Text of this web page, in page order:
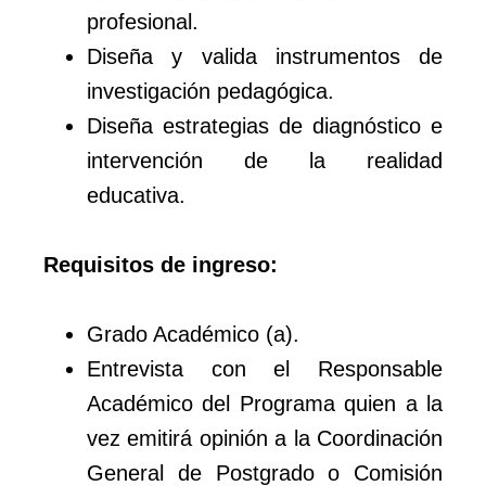
profesional.
Diseña y valida instrumentos de
investigación pedagógica.
Diseña estrategias de diagnóstico e
intervención de la realidad
educativa.
Requisitos de ingreso:
Grado Académico (a).
Entrevista con el Responsable
Académico del Programa quien a la
vez emitirá opinión a la Coordinación
General de Postgrado o Comisión